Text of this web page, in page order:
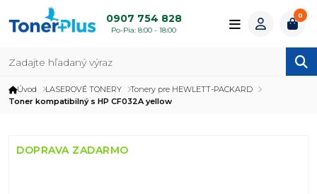
0907 754 828
Po-Pia: 8:00 - 18:00
0
Úvod LASEROVÉ TONERY
Tonery pre HEWLETT-PACKARD
Toner kompatibilný s HP CF032A yellow
DOPRAVA ZADARMO